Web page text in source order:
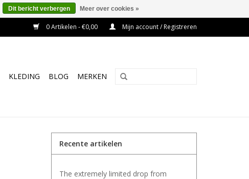
0 Artikelen - €0,00 Mijn account / Registreren
KLEDING BLOG MERKEN
Recente artikelen
The extremely limited drop from
Dit bericht verbergen Meer over cookies »